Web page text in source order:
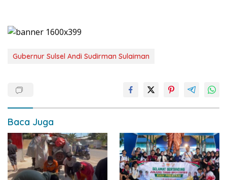
Gubernur Sulsel Andi Sudirman Sulaiman
Baca Juga